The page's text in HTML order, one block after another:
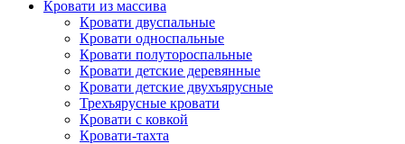
Кровати из массива
Кровати двуспальные
Кровати односпальные
Кровати полутороспальные
Кровати детские деревянные
Кровати детские двухъярусные
Трехъярусные кровати
Кровати с ковкой
Кровати-тахта